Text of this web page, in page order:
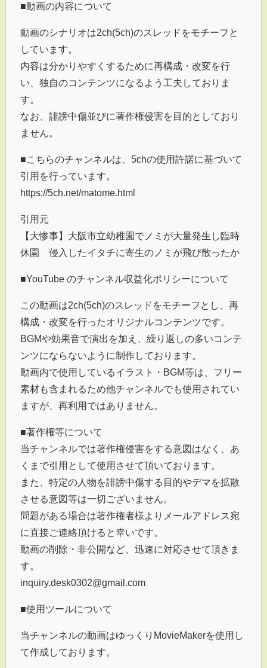
■動画の内容について
動画のシナリオは2ch(5ch)のスレッドをモチーフと
しています。
内容は分かりやすくするために再構成・改変を行
い、独自のコンテンツになるよう工夫しておりま
す。
なお、誹謗中傷並びに著作権侵害を目的としており
ません。
■こちらのチャンネルは、5chの使用許諾に基づいて
引用を行っています。
https://5ch.net/matome.html
引用元
【大惨事】大阪市立幼稚園でノミが大量発生し臨時
休園 侵入したイタチに寄生のノミが飛び散ったか
■YouTube のチャンネル収益化ポリシーについて
この動画は2ch(5ch)のスレッドをモチーフとし、再
構成・改変を行ったオリジナルコンテンツです。
BGMや効果音で演出を加え、繰り返しの多いコンテ
ンツにならないように制作しております。
動画内で使用しているイラスト・BGM等は、フリー
素材も含まれるため他チャンネルでも使用されてい
ますが、再利用ではありません。
■著作権等について
当チャンネルでは著作権侵害をする意図はなく、あ
くまで引用として使用させて頂いております。
また、特定の人物を誹謗中傷する目的やデマを拡散
させる意図等は一切ございません。
問題がある場合は著作権者様よりメールアドレス宛
に直接ご連絡頂けると幸いです。
動画の削除・非公開など、迅速に対応させて頂きま
す。
inquiry.desk0302@gmail.com
■使用ツールについて
当チャンネルの動画はゆっくりMovieMakerを使用し
て作成しております。